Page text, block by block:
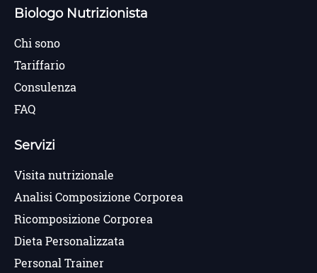
Biologo Nutrizionista
Chi sono
Tariffario
Consulenza
FAQ
Servizi
Visita nutrizionale
Analisi Composizione Corporea
Ricomposizione Corporea
Dieta Personalizzata
Personal Trainer